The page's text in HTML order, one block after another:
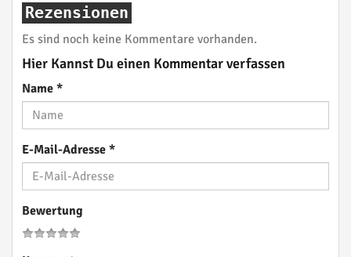
Rezensionen
Es sind noch keine Kommentare vorhanden.
Hier Kannst Du einen Kommentar verfassen
Name *
E-Mail-Adresse *
Bewertung